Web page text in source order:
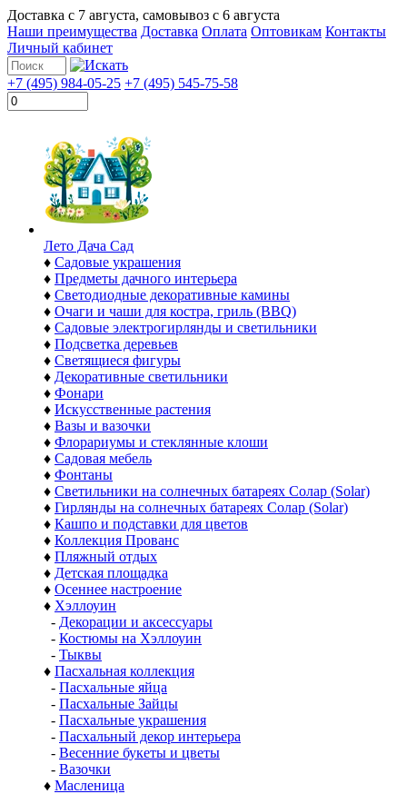
Доставка с 7 августа, самовывоз с 6 августа
Наши преимущества Доставка Оплата Оптовикам Контакты
Личный кабинет
+7 (495) 984-05-25 +7 (495) 545-75-58
Лето Дача Сад
♦ Садовые украшения
♦ Предметы дачного интерьера
♦ Светодиодные декоративные камины
♦ Очаги и чаши для костра, гриль (BBQ)
♦ Садовые электрогирлянды и светильники
♦ Подсветка деревьев
♦ Светящиеся фигуры
♦ Декоративные светильники
♦ Фонари
♦ Искусственные растения
♦ Вазы и вазочки
♦ Флорариумы и стеклянные клоши
♦ Садовая мебель
♦ Фонтаны
♦ Светильники на солнечных батареях Солар (Solar)
♦ Гирлянды на солнечных батареях Солар (Solar)
♦ Кашпо и подставки для цветов
♦ Коллекция Прованс
♦ Пляжный отдых
♦ Детская площадка
♦ Осеннее настроение
♦ Хэллоуин
- Декорации и аксессуары
- Костюмы на Хэллоуин
- Тыквы
♦ Пасхальная коллекция
- Пасхальные яйца
- Пасхальные Зайцы
- Пасхальные украшения
- Пасхальный декор интерьера
- Весенние букеты и цветы
- Вазочки
♦ Масленица